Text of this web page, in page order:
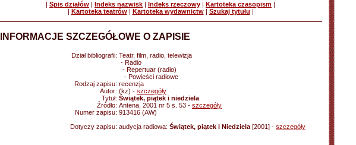
| Spis działów | Indeks nazwisk | Indeks rzeczowy | Kartoteka czasopism |
| Kartoteka teatrów| Kartoteka wydawnictw| Szukaj tytułu |
INFORMACJE SZCZEGÓŁOWE O ZAPISIE
Dział bibliografii: Teatr, film, radio, telewizja
- Radio
- Repertuar (radio)
- Powieści radiowe
Rodzaj zapisu: recenzja
Autor: (kz) - szczegóły
Tytuł: Świątek, piątek i niedziela
Źródło: Antena, 2001 nr 5 s. 53 - szczegóły
Numer zapisu: 913416 (AW)
Dotyczy zapisu: audycja radiowa: Świątek, piątek i Niedziela [2001] - szczegóły